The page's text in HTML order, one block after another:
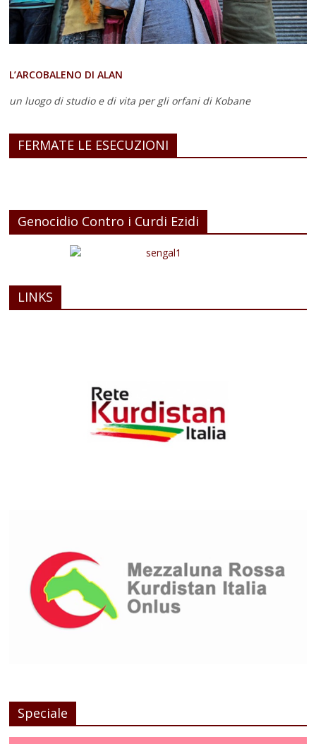
L’ARCOBALENO DI ALAN
un luogo di studio e di vita per gli orfani di Kobane
FERMATE LE ESECUZIONI
Genocidio Contro i Curdi Ezidi
LINKS
Speciale